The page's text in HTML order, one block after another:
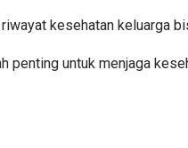
kesehatan keluarga
penting untuk menjaga